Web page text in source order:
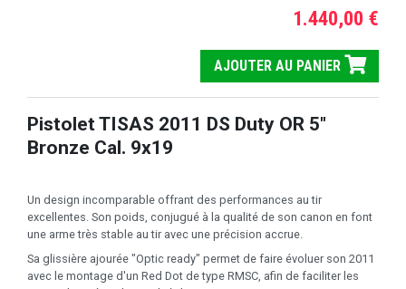
1.440,00 €
AJOUTER AU PANIER
Pistolet TISAS 2011 DS Duty OR 5"
Bronze Cal. 9x19
Un design incomparable offrant des performances au tir
excellentes. Son poids, conjugué à la qualité de son canon en font
une arme très stable au tir avec une précision accrue.
Sa glissière ajourée "Optic ready" permet de faire évoluer son 2011
avec le montage d'un Red Dot de type RMSC, afin de faciliter les